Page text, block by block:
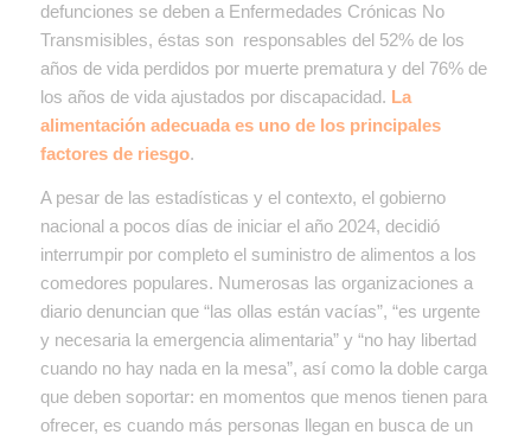
defunciones se deben a Enfermedades Crónicas No
Transmisibles, éstas son responsables del 52% de los
años de vida perdidos por muerte prematura y del 76% de
los años de vida ajustados por discapacidad. La
alimentación adecuada es uno de los principales
factores de riesgo.
A pesar de las estadísticas y el contexto, el gobierno
nacional a pocos días de iniciar el año 2024, decidió
interrumpir por completo el suministro de alimentos a los
comedores populares. Numerosas las organizaciones a
diario denuncian que “las ollas están vacías”, “es urgente
y necesaria la emergencia alimentaria” y “no hay libertad
cuando no hay nada en la mesa”, así como la doble carga
que deben soportar: en momentos que menos tienen para
ofrecer, es cuando más personas llegan en busca de un